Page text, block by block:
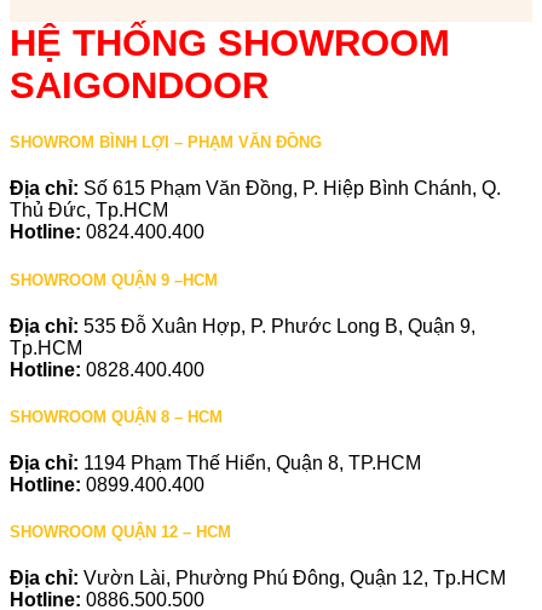
HỆ THỐNG SHOWROOM
SAIGONDOOR
SHOWROM BÌNH LỢI – PHẠM VĂN ĐỒNG
Địa chỉ: Số 615 Phạm Văn Đồng, P. Hiệp Bình Chánh, Q.
Thủ Đức, Tp.HCM
Hotline: 0824.400.400
SHOWROOM QUẬN 9 –HCM
Địa chỉ: 535 Đỗ Xuân Hợp, P. Phước Long B, Quận 9,
Tp.HCM
Hotline: 0828.400.400
SHOWROOM QUẬN 8 – HCM
Địa chỉ: 1194 Phạm Thế Hiển, Quận 8, TP.HCM
Hotline: 0899.400.400
SHOWROOM QUẬN 12 – HCM
Địa chỉ: Vườn Lài, Phường Phú Đông, Quận 12, Tp.HCM
Hotline: 0886.500.500